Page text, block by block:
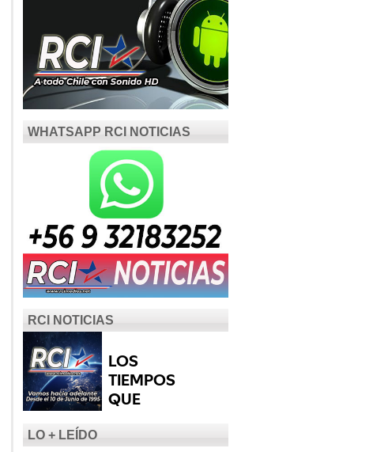
WHATSAPP RCI NOTICIAS
RCI NOTICIAS
LO + LEÍDO